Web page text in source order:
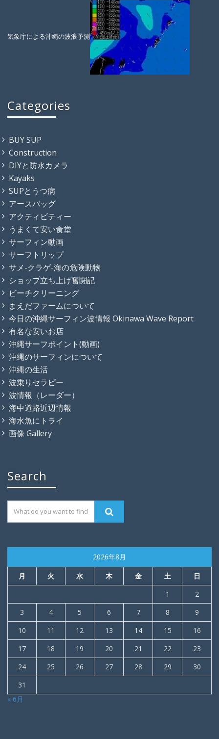
気象庁による沖縄の波浪予測
Categories
BUY SUP
Construction
DIYと防水カメラ
Kayaks
SUPとうつ病
アースバッグ
アクティビティー
うまくて安い食堂
サーフィン動画
サーフトリップ
サメ-クラゲ-海の危険動物
ショップ立ち上げ奮闘記
ビーチクリーニング
まえだファームについて
今日の沖縄サーフィン波情報 Okinawa Wave Report
有名な安いお店
沖縄サーフポイント(動画)
沖縄のサーフィンについて
沖縄の生活
波乗りセラピー
波情報（レーダー）
海中道路近辺情報
海水魚にトライ
画像 Gallery
Search
2026年8月
月 火 水 木 金 土
日
1
2
3
4 5 6 7 8
9
10
11 12 13 14 15
16
17
18 19 20 21 22
23
24
25 26 27 28 29
30
31
« 6月